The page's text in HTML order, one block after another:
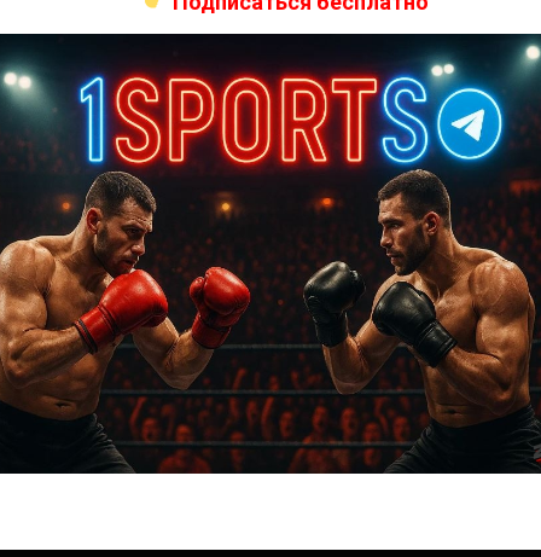
Подписаться
{} [+]
0КОММЕНТАРИЕВ